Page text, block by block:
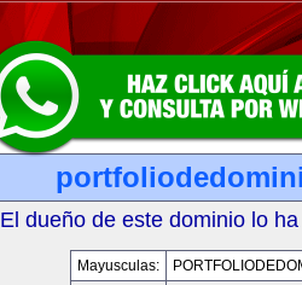
El dueño de este dominio lo
Mayusculas: